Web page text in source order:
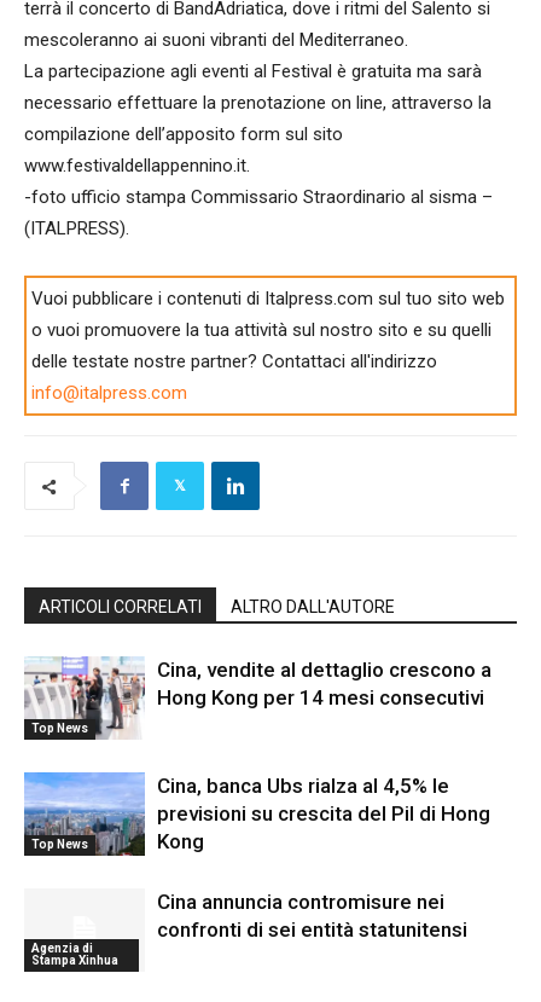
terrà il concerto di BandAdriatica, dove i ritmi del Salento si
mescoleranno ai suoni vibranti del Mediterraneo.
La partecipazione agli eventi al Festival è gratuita ma sarà
necessario effettuare la prenotazione on line, attraverso la
compilazione dell’apposito form sul sito
www.festivaldellappennino.it.
-foto ufficio stampa Commissario Straordinario al sisma –
(ITALPRESS).
Vuoi pubblicare i contenuti di Italpress.com sul tuo sito web
o vuoi promuovere la tua attività sul nostro sito e su quelli
delle testate nostre partner? Contattaci all'indirizzo
info@italpress.com
ARTICOLI CORRELATI ALTRO DALL'AUTORE
Top News
Cina, vendite al dettaglio crescono a
Hong Kong per 14 mesi consecutivi
Top News
Cina, banca Ubs rialza al 4,5% le
previsioni su crescita del Pil di Hong
Kong
Agenzia di
Stampa Xinhua
Cina annuncia contromisure nei
confronti di sei entità statunitensi